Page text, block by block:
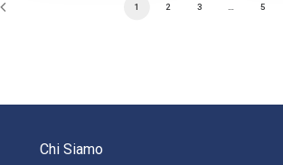
1 2 3 5
Chi Siamo